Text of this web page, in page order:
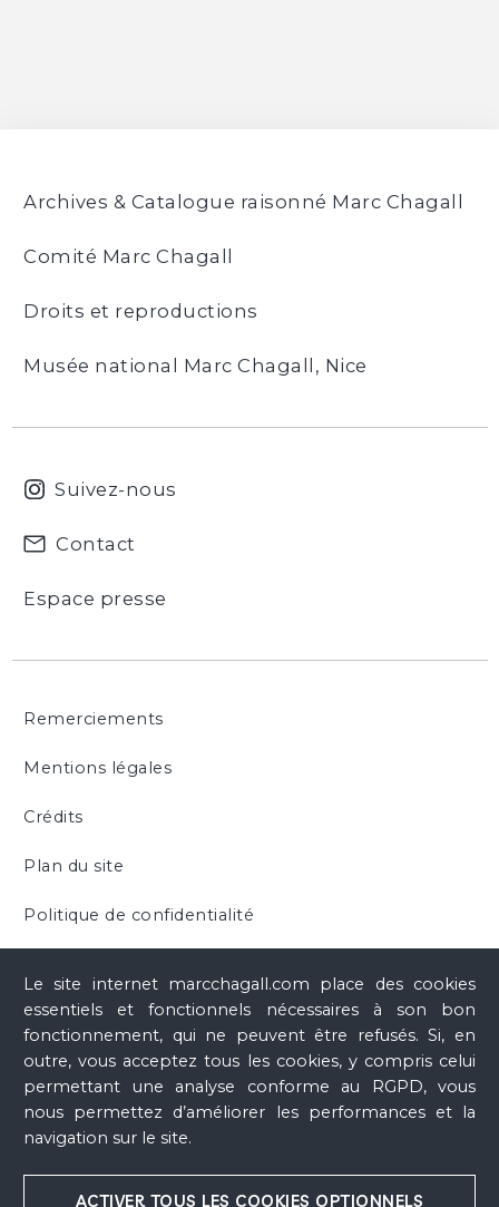
Le site internet marcchagall.com place des cookies
essentiels et fonctionnels nécessaires à son bon
fonctionnement, qui ne peuvent être refusés. Si, en
outre, vous acceptez tous les cookies, y compris celui
permettant une analyse conforme au RGPD, vous
nous permettez d’améliorer les performances et la
navigation sur le site.
ACTIVER TOUS LES COOKIES OPTIONNELS
Archives & Catalogue raisonné Marc Chagall
Comité Marc Chagall
Droits et reproductions
Musée national Marc Chagall, Nice
Suivez-nous
Contact
Espace presse
Remerciements
Mentions légales
Crédits
Plan du site
Politique de confidentialité